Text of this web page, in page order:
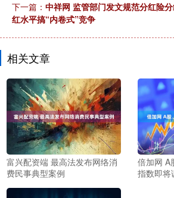
下一篇： 中祥网 监管部门发文规范分红险
红水平搞“内卷式”竞争
相关文章
富兴配资端 最高法发布网络消
费民事典型案例
倍加网 A
指数即将